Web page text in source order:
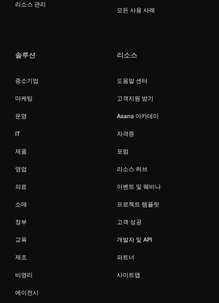
리소스 관리
모든 사용 사례
솔루션
중소기업
마케팅
운영
IT
제품
영업
의료
소매
정부
교육
제조
비영리
에이전시
리소스
도움말 센터
고객지원 받기
Asana 아카데미
자격증
포럼
리소스 허브
이벤트 및 웨비나
프로젝트 템플릿
고객 성공
개발자 및 API
파트너
사이트맵